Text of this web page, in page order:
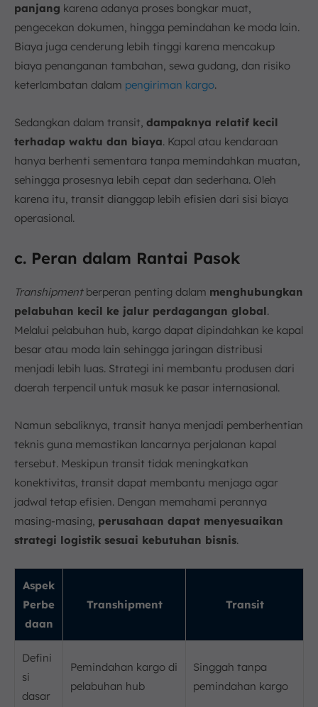
panjang karena adanya proses bongkar muat,
pengecekan dokumen, hingga pemindahan ke moda lain.
Biaya juga cenderung lebih tinggi karena mencakup
biaya penanganan tambahan, sewa gudang, dan risiko
keterlambatan dalam pengiriman kargo.
Sedangkan dalam transit, dampaknya relatif kecil
terhadap waktu dan biaya. Kapal atau kendaraan
hanya berhenti sementara tanpa memindahkan muatan,
sehingga prosesnya lebih cepat dan sederhana. Oleh
karena itu, transit dianggap lebih efisien dari sisi biaya
operasional.
c. Peran dalam Rantai Pasok
Transhipmentberperan penting dalam menghubungkan
pelabuhan kecil ke jalur perdagangan global.
Melalui pelabuhan hub, kargo dapat dipindahkan ke kapal
besar atau moda lain sehingga jaringan distribusi
menjadi lebih luas. Strategi ini membantu produsen dari
daerah terpencil untuk masuk ke pasar internasional.
Namun sebaliknya, transit hanya menjadi pemberhentian
teknis guna memastikan lancarnya perjalanan kapal
tersebut. Meskipun transit tidak meningkatkan
konektivitas, transit dapat membantu menjaga agar
jadwal tetap efisien. Dengan memahami perannya
masing-masing, perusahaan dapat menyesuaikan
strategi logistik sesuai kebutuhan bisnis.
Aspek
Perbe
daan
Transhipment Transit
Defini
si
dasar
Pemindahan kargo di
pelabuhan hub
Singgah tanpa
pemindahan kargo